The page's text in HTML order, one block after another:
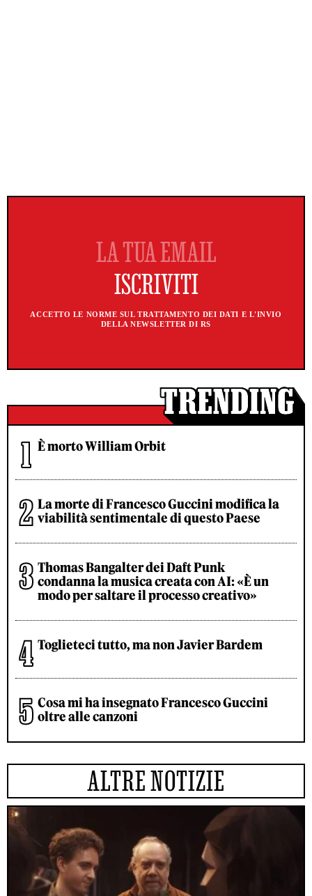
ACCETTO LE NORME SUL TRATTAMENTO DEI DATI E L'INVIO
DELLA NEWSLETTER DI RS
È morto William Orbit
La morte di Francesco Guccini modifica la
viabilità sentimentale di questo Paese
Thomas Bangalter dei Daft Punk
condanna la musica creata con AI: «È un
modo per saltare il processo creativo»
Toglieteci tutto, ma non Javier Bardem
Cosa mi ha insegnato Francesco Guccini
oltre alle canzoni
ALTRE NOTIZIE